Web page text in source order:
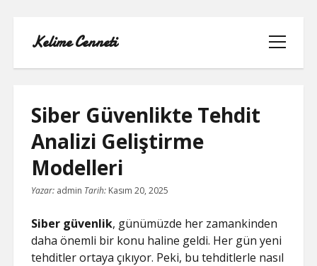
Kelime Cenneti
menüyü
aç
LISTE
REELS YORUM YÜKLEME PARASIZ
SAYFA LISTESI
TWITTER BEĞENI KASMA
Siber Güvenlikte Tehdit
Analizi Geliştirme
Modelleri
Yazar: admin Tarih: Kasım 20, 2025
Siber güvenlik, günümüzde her zamankinden
daha önemli bir konu haline geldi. Her gün yeni
tehditler ortaya çıkıyor. Peki, bu tehditlerle nasıl